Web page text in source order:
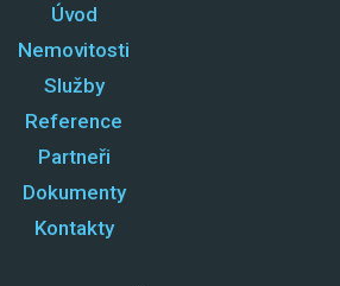
Úvod
Nemovitosti
Služby
Reference
Partneři
Dokumenty
Kontakty